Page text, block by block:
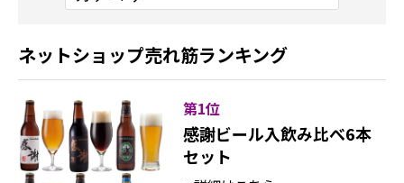
ネットショップ売れ筋ランキング
第1位
感謝ビール入飲み比べ6本
セット